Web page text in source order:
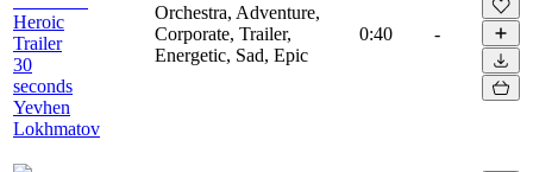
Heroic
Trailer
30
seconds
Yevhen
Lokhmatov
Orchestra, Adventure,
Corporate, Trailer,
Energetic, Sad, Epic
0:40 -